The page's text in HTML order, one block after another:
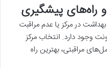
راه‌های پیشگیری
در مرکز یا عدم مراقبت
وجود دارد. انتخاب مرکز
مراقبتی، بهترین راه